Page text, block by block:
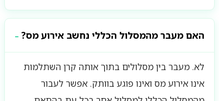
האם מעבר מהמסלול הכללי נחשב אירוע מס?
לא. מעבר בין מסלולים בתוך אותה קרן השתלמות
אינו אירוע מס ואינו פוגע בוותק. אפשר לעבור